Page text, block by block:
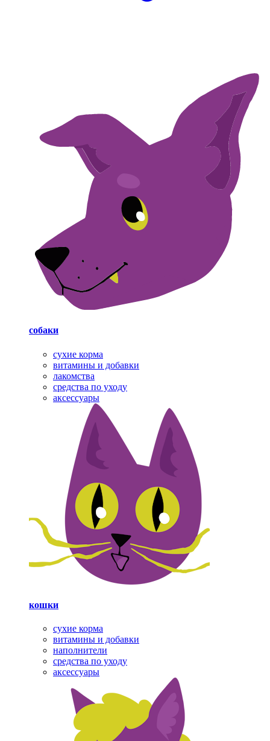
собаки
cухие корма
витамины и добавки
лакомства
средства по уходу
аксессуары
кошки
сухие корма
витамины и добавки
наполнители
средства по уходу
аксессуары